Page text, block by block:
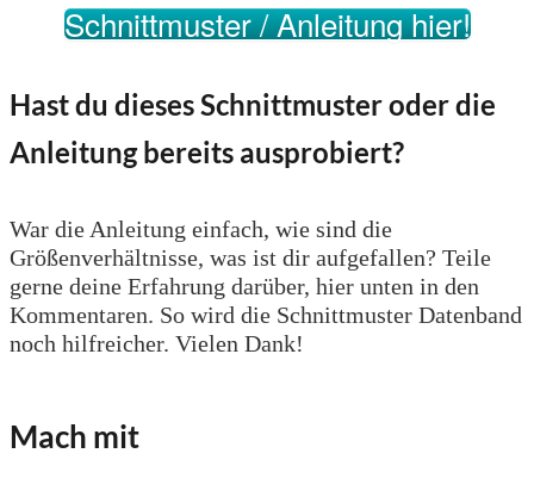
Schnittmuster / Anleitung hier!
Hast du dieses Schnittmuster oder die
Anleitung bereits ausprobiert?
War die Anleitung einfach, wie sind die
Größenverhältnisse, was ist dir aufgefallen? Teile
gerne deine Erfahrung darüber, hier unten in den
Kommentaren. So wird die Schnittmuster Datenband
noch hilfreicher. Vielen Dank!
Mach mit